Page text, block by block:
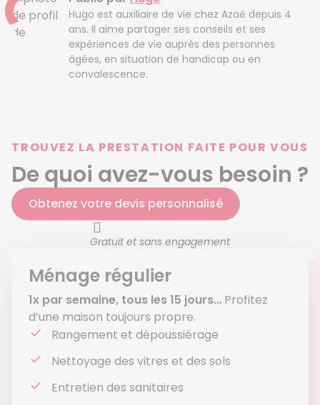
Hugo est auxiliaire de vie chez Azaé depuis 4
ans. Il aime partager ses conseils et ses
expériences de vie auprès des personnes
âgées, en situation de handicap ou en
convalescence.
TROUVEZ LA PRESTATION FAITE POUR VOUS
De quoi avez-vous besoin ?
Obtenez votre devis personnalisé
Gratuit et sans engagement
Ménage régulier
1x par semaine, tous les 15 jours… Profitez
d’une maison toujours propre.
Rangement et dépoussiérage
Nettoyage des vitres et des sols
Entretien des sanitaires